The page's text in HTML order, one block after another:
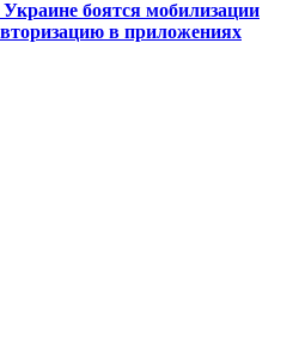
боятся мобилизации
в приложениях